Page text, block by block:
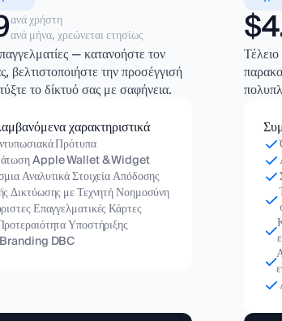
ανά χρήστη
ανά μήνα, χρεώνεται ετησίως
— κατανοήστε τον
βελτιστοποιήστε την προσέγγισή
το δίκτυό σας με σαφήνεια.
χαρακτηριστικά
Πρότυπα
Apple Wallet & Widget
Αναλυτικά Στοιχεία Απόδοσης
Δικτύωσης με Τεχνητή Νοημοσύνη
Επαγγελματικές Κάρτες
Υποστήριξης
DBC